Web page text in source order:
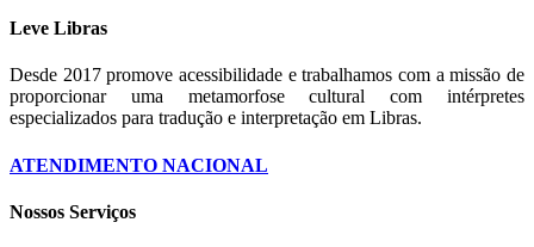
Leve Libras
Desde 2017 promove acessibilidade e trabalhamos com a missão de
proporcionar uma metamorfose cultural com intérpretes
especializados para tradução e interpretação em Libras.
ATENDIMENTO NACIONAL
Nossos Serviços